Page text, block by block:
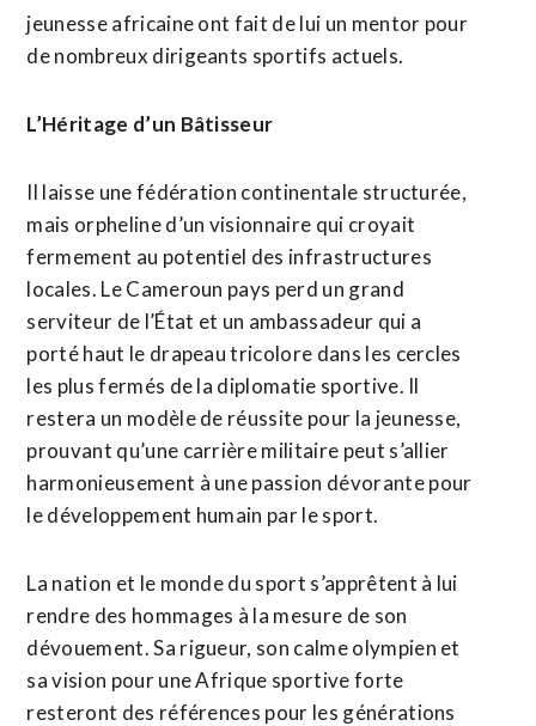
jeunesse africaine ont fait de lui un mentor pour
de nombreux dirigeants sportifs actuels.
​L’Héritage d’un Bâtisseur
​Il laisse une fédération continentale structurée,
mais orpheline d’un visionnaire qui croyait
fermement au potentiel des infrastructures
locales. Le Cameroun pays perd un grand
serviteur de l’État et un ambassadeur qui a
porté haut le drapeau tricolore dans les cercles
les plus fermés de la diplomatie sportive. ​Il
restera un modèle de réussite pour la jeunesse,
prouvant qu’une carrière militaire peut s’allier
harmonieusement à une passion dévorante pour
le développement humain par le sport.
La nation et le monde du sport s’apprêtent à lui
rendre des hommages à la mesure de son
dévouement. Sa rigueur, son calme olympien et
sa vision pour une Afrique sportive forte
resteront des références pour les générations